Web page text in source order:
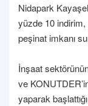
Nidapark
yüzde 10
peşinat imkanı
İnşaat
ve
yaparak